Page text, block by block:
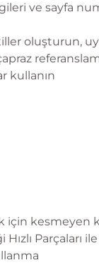
ve sayfa
oluşturun,
kullanın
için kesmeyen
Parçaları ile